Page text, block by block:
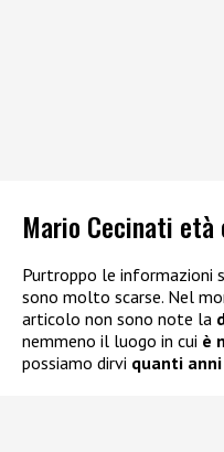
Mario Cecinati età
Purtroppo le informazioni
sono molto scarse. Nel
articolo non sono note la
nemmeno il luogo in cui è
possiamo dirvi quanti anni